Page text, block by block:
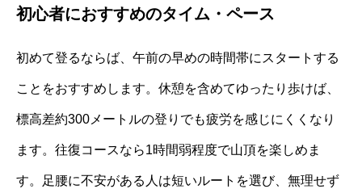
初心者におすすめのタイム・ペース
初めて登るならば、午前の早めの時間帯にスタートする
ことをおすすめします。休憩を含めてゆったり歩けば、
標高差約300メートルの登りでも疲労を感じにくくなり
ます。往復コースなら1時間弱程度で山頂を楽しめま
す。足腰に不安がある人は短いルートを選び、無理せず